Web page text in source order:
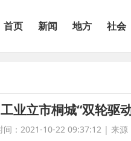
首页 新闻 地方 社会
业立市桐城“双轮驱
间：2021-10-22 09:37:12| 来源